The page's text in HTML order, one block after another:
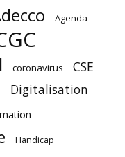
Agenda
coronavirus CSE
Digitalisation
Handicap